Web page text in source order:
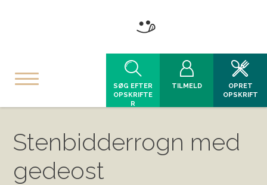
SØG EFTER
OPSKRIFTE
R
TILMELD
OPRET
OPSKRIFT
Stenbidderrogn med
gedeost